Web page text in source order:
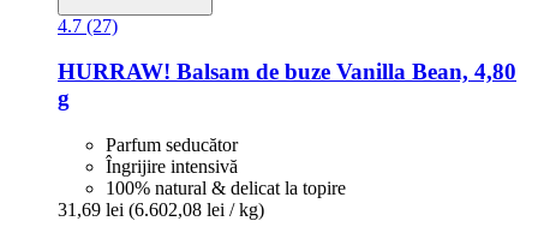
4.7 (27)
HURRAW! Balsam de buze Vanilla Bean, 4,80
g
Parfum seducător
Îngrijire intensivă
100% natural & delicat la topire
31,69 lei (6.602,08 lei / kg)